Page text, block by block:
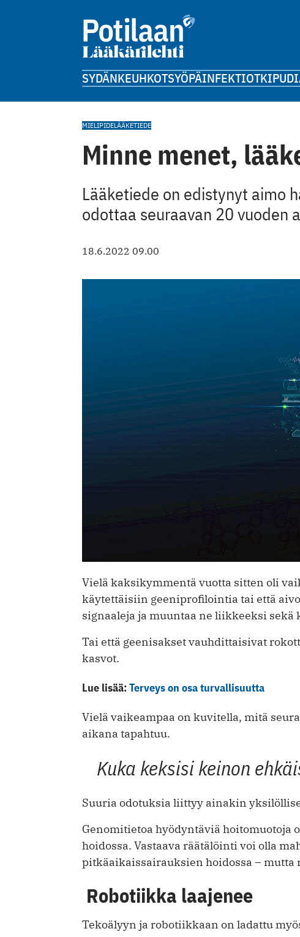
SYDÄNKEUHKOTSYÖPÄINFEKTIOTKIPU
MIELIPIDELÄÄKETIEDE
Minne menet,
Lääketiede on edistynyt aimo
odottaa seuraavan 20 vuoden
18.6.2022 09.00
Vielä kaksikymmentä vuotta sitten oli
käytettäisiin geeniprofilointia tai että
signaaleja ja muuntaa ne liikkeeksi
Tai että geenisakset vauhdittaisivat
kasvot.
Lue lisää:Terveys on osa turvallisuutta
Vielä vaikeampaa on kuvitella, mitä
aikana tapahtuu.
Kuka keksisi keinon
Suuria odotuksia liittyy ainakin
Genomitietoa hyödyntäviä hoitomuotoja
hoidossa. Vastaava räätälöinti voi olla
pitkäaikaissairauksien hoidossa – mutta
Robotiikka laajenee
Tekoälyyn ja robotiikkaan on ladattu